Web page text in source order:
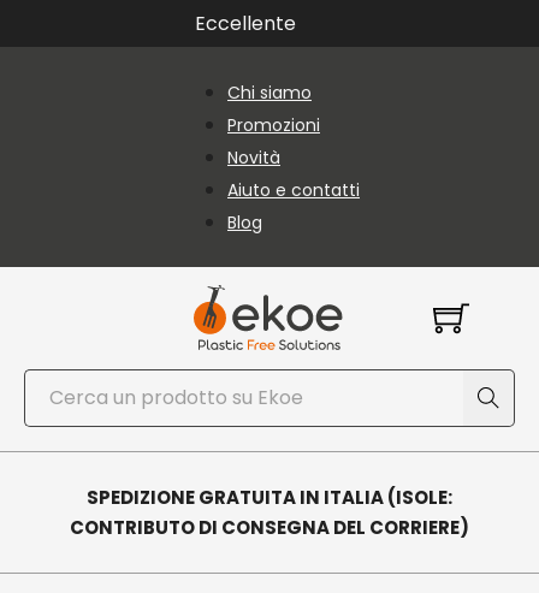
Vai al contenuto principale
Vai al piè di paginaEccellente
Chi siamo
Promozioni
Novità
Aiuto e contatti
Blog
Cerca
SPEDIZIONE GRATUITA IN ITALIA (ISOLE:
CONTRIBUTO DI CONSEGNA DEL CORRIERE)